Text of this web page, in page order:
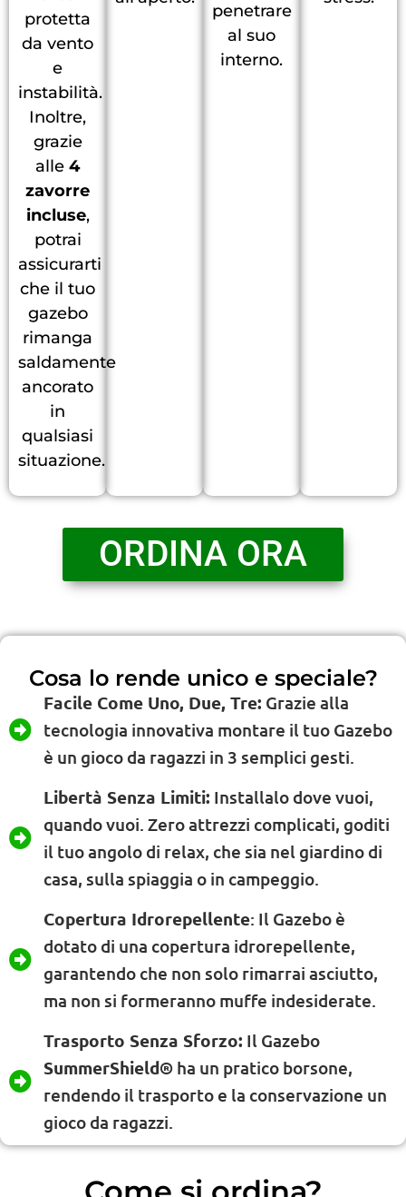
protetta
da vento
e
instabilità.
Inoltre,
grazie
alle 4
zavorre
incluse,
potrai
assicurarti
che il tuo
gazebo
rimanga
saldamente
ancorato
in
qualsiasi
situazione.
penetrare
al suo
interno.
ORDINA ORA
Cosa lo rende unico e speciale?
Facile Come Uno, Due, Tre: Grazie alla
tecnologia innovativa montare il tuo Gazebo
è un gioco da ragazzi in 3 semplici gesti.
Libertà Senza Limiti: Installalo dove vuoi,
quando vuoi. Zero attrezzi complicati, goditi
il tuo angolo di relax, che sia nel giardino di
casa, sulla spiaggia o in campeggio.
Copertura Idrorepellente: Il Gazebo è
dotato di una copertura idrorepellente,
garantendo che non solo rimarrai asciutto,
ma non si formeranno muffe indesiderate.
Trasporto Senza Sforzo: Il Gazebo
SummerShield® ha un pratico borsone,
rendendo il trasporto e la conservazione un
gioco da ragazzi.